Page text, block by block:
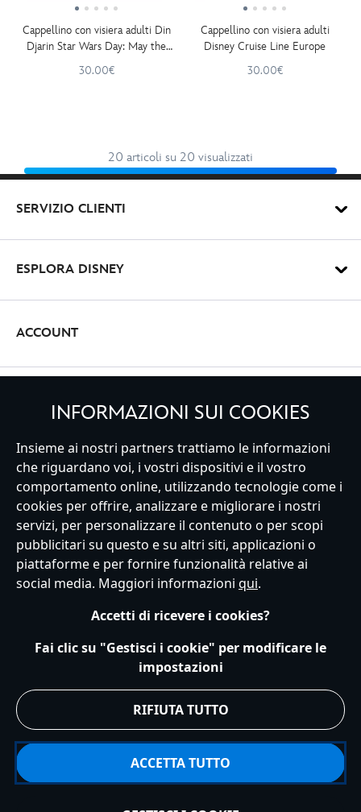
Cappellino con visiera adulti Din
Djarin Star Wars Day: May the
Mandalorian and Grogu
30.00€
Cappellino con visiera adulti
Disney Cruise Line Europe
30.00€
20 articoli su 20 visualizzati
SERVIZIO CLIENTI
ESPLORA DISNEY
ACCOUNT
Italy
Servizio Clienti Termini d'Uso Trova Negozio
Mappa del Sito
Normativa Europea sul trattamento dei dati personali
Informativa sulla privacy UE
Termini e Condizioni generali
Accessibility
INFORMAZIONI SUI COOKIES
Insieme ai nostri partners trattiamo le informazioni
che riguardano voi, i vostri dispositivi e il vostro
comportamento online, utilizzando tecnologie come i
cookies per offrire, analizzare e migliorare i nostri
servizi, per personalizzare il contenuto o per scopi
pubblicitari su questo e su altri siti, applicazioni o
piattaforme e per fornire funzionalità relative ai
social media. Maggiori informazioni qui.
Accetti di ricevere i cookies?
Fai clic su "Gestisci i cookie" per modificare le
impostazioni
RIFIUTA TUTTO
ACCETTA TUTTO